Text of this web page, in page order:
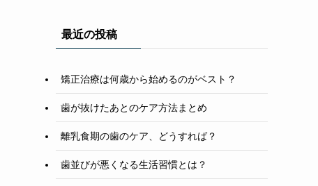
最近の投稿
矯正治療は何歳から始めるのがベスト？
歯が抜けたあとのケア方法まとめ
離乳食期の歯のケア、どうすれば？
歯並びが悪くなる生活習慣とは？